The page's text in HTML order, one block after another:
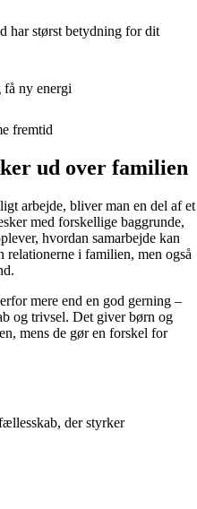
har størst betydning for dit
få ny energi
fremtid
ud over familien
arbejde, bliver man en del af et
med forskellige baggrunde,
hvordan samarbejde kan
relationerne i familien, men også
mere end en god gerning –
og trivsel. Det giver børn og
mens de gør en forskel for
der styrker